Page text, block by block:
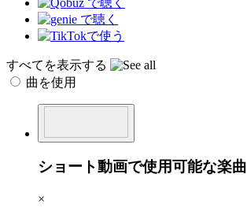
すべてを表示する
曲を使用
ショート動画で使用可能な楽曲
×